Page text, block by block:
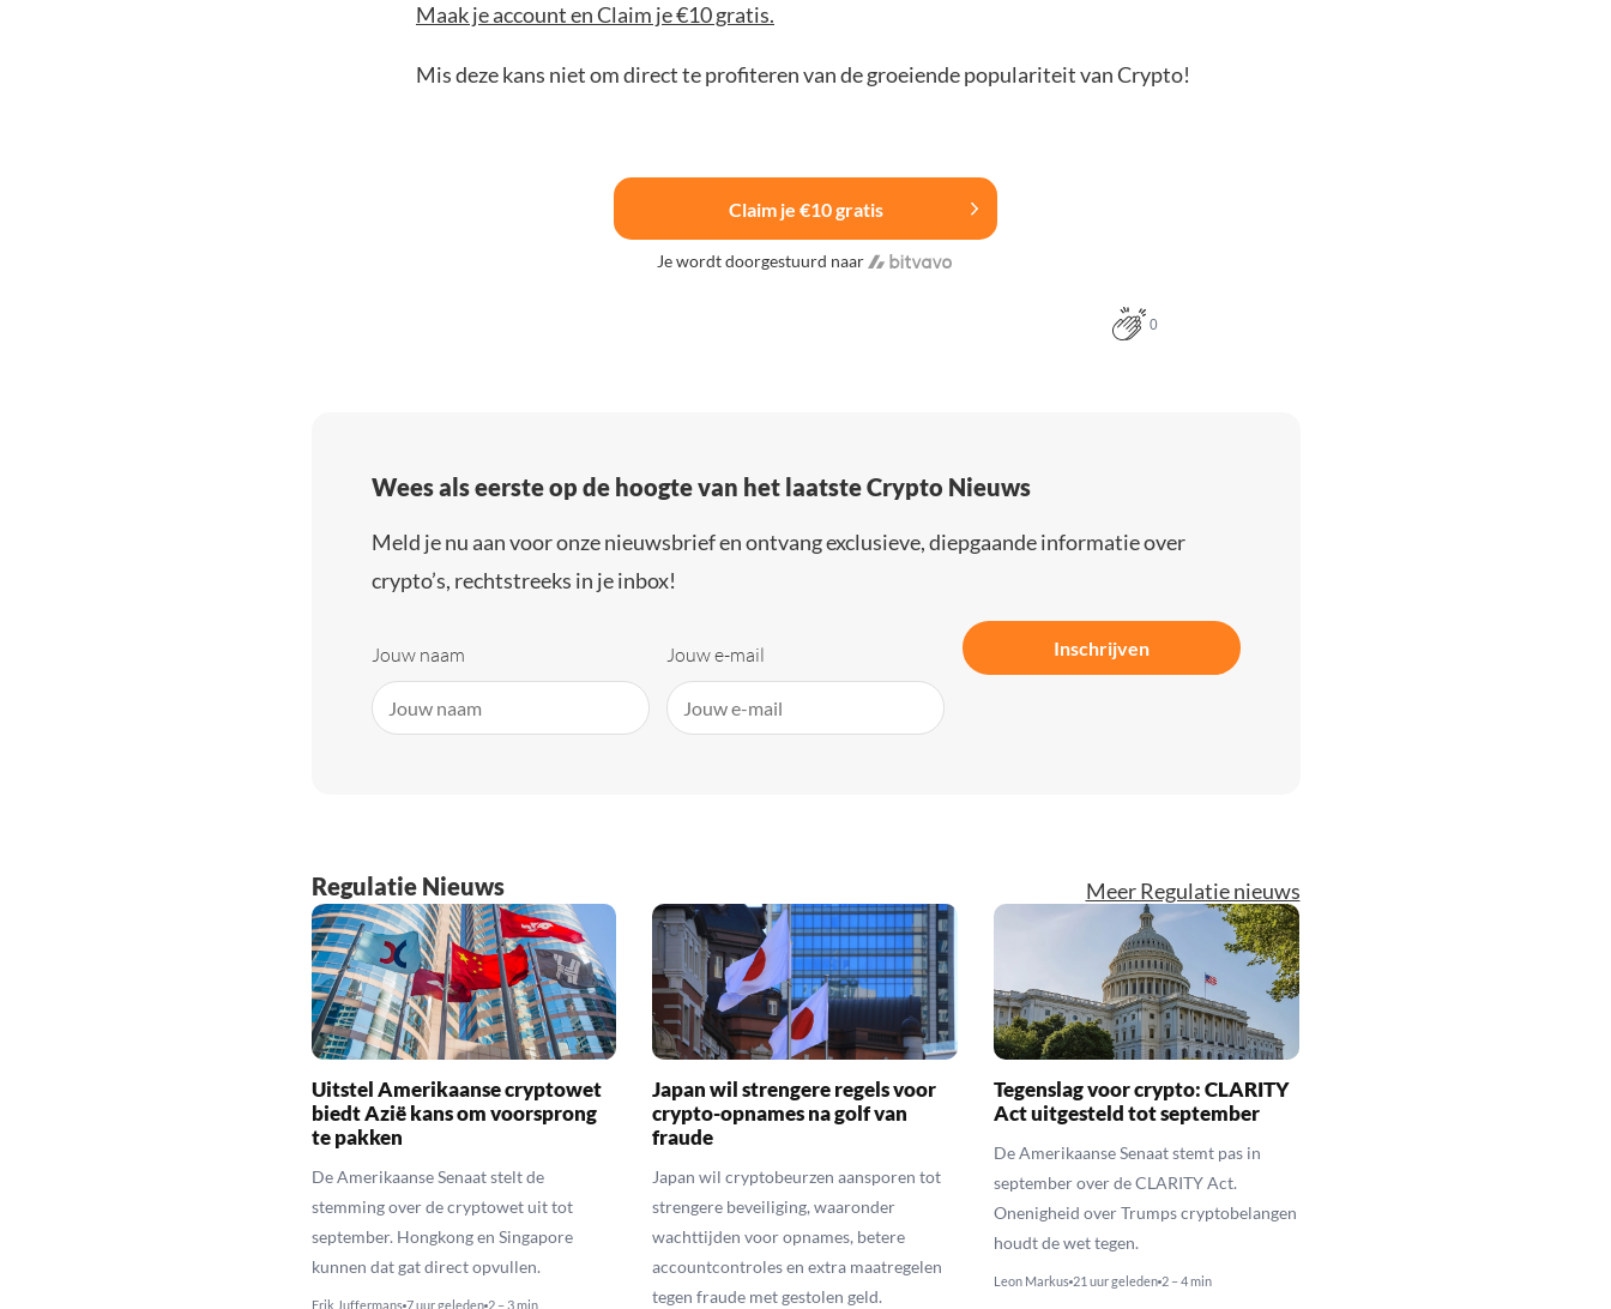
Maak je account en Claim je €10 gratis.
Mis deze kans niet om direct te profiteren van de groeiende populariteit van Crypto!
Claim je €10 gratis
Je wordt doorgestuurd naar
0
Wees als eerste op de hoogte van het laatste Crypto Nieuws
Meld je nu aan voor onze nieuwsbrief en ontvang exclusieve, diepgaande informatie over
crypto’s, rechtstreeks in je inbox!
Jouw naam Jouw e-mail Inschrijven
Regulatie Nieuws Meer Regulatie nieuws
Uitstel Amerikaanse cryptowet
biedt Azië kans om voorsprong
te pakken
De Amerikaanse Senaat stelt de
stemming over de cryptowet uit tot
september. Hongkong en Singapore
kunnen dat gat direct opvullen.
Erik Juffermans 7 uur geleden 2 – 3 min
Japan wil strengere regels voor
crypto-opnames na golf van
fraude
Japan wil cryptobeurzen aansporen tot
strengere beveiliging, waaronder
wachttijden voor opnames, betere
accountcontroles en extra maatregelen
tegen fraude met gestolen geld.
Tegenslag voor crypto: CLARITY
Act uitgesteld tot september
De Amerikaanse Senaat stemt pas in
september over de CLARITY Act.
Onenigheid over Trumps cryptobelangen
houdt de wet tegen.
Leon Markus 21 uur geleden 2 – 4 min